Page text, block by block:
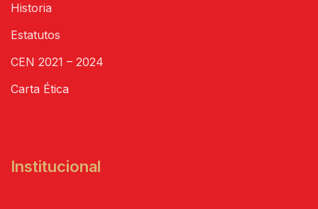
Historia
Estatutos
CEN 2021 – 2024
Carta Ética
Institucional